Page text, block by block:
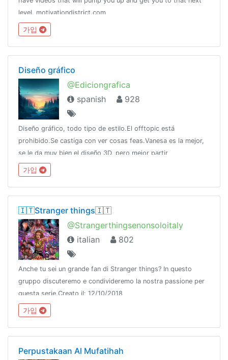
level. motivationdistrict.com
가입
Diseño gráfico
@Ediciongrafica
spanish
928
Diseño gráfico, todo tipo de estilo.El offtopic está
prohibido.Se castiga con ver cosas feas.Vanesa es la mejor,
se le da muy bien el diseño 3D, pero mejor partir
piernas.https://discord.gg/jvz3r2bhttps://telegra.ph/Reto-
para-suciDelMes-02-08
가입
🇮🇹Stranger things🇮🇹
@Strangerthingsenonsoloitaly
italian
802
Anche tu sei un grande fan di Stranger things? In questo
gruppo discuteremo e condivideremo la nostra passione per
questa serie.Creato il: 12/10/2018
가입
Perpustakaan Al Mufatihah